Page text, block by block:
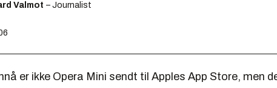
Valmot – Journalist
er ikke Opera Mini sendt til Apples App Store, men